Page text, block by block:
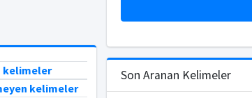
kelimeler
kelimeler
Son Aranan Kelimeler